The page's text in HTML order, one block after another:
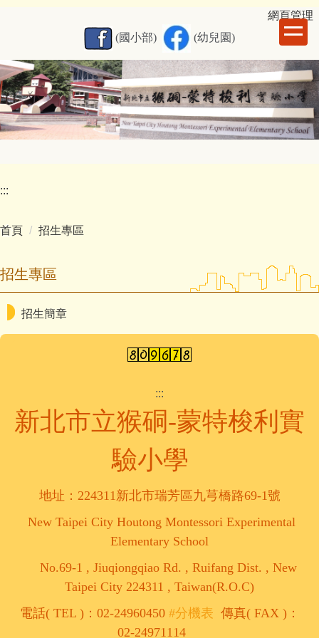
要
內
容
區
網頁管理
(國小部)
(幼兒園)
:::
首頁 招生專區
招生專區
招生簡章
:::
新北市立猴硐-蒙特梭利實
驗小學
地址：224311新北市瑞芳區九芎橋路69-1號
New Taipei City Houtong Montessori Experimental
Elementary School
No.69-1 , Jiuqiongqiao Rd. , Ruifang Dist. , New
Taipei City 224311 , Taiwan(R.O.C)
電話( TEL )：02-24960450 #分機表 傳真( FAX )：
02-24971114